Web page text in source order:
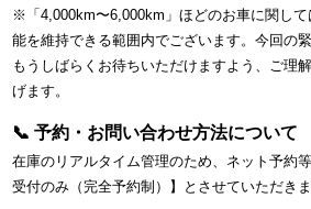
※「4,000km〜6,000km」ほどのお車に関し
能を維持できる範囲内でございます。今回の
もうしばらくお待ちいただけますよう、ご理
げます。
📞 予約・お問い合わせ方法について
在庫のリアルタイム管理のため、ネット予約
受付のみ（完全予約制）】とさせていただきま